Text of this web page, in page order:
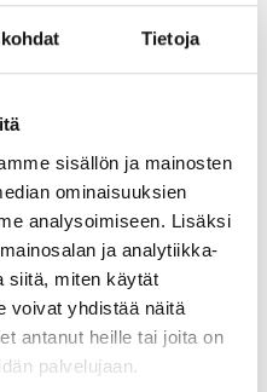
Tietoja
sisällön ja mainosten
ominaisuuksien
analysoimiseen. Lisäksi
ja analytiikka-
siitä, miten käytät
voivat yhdistää näitä
antanut heille tai joita on
palvelujaan.
suojeleva
paikallis-
ja
…